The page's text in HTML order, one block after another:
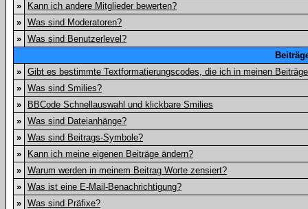
»
Kann ich andere Mitglieder bewerten?
» Was sind Moderatoren?
» Was sind Benutzerlevel?
» Gibt es bestimmte Textformatierungscodes, die ich in meinen
» Was sind Smilies?
»
BBCode Schnellauswahl und klickbare Smilies
» Was sind Dateianhänge?
» Was sind Beitrags-Symbole?
»
Kann ich meine eigenen Beiträge ändern?
» Warum werden in meinem Beitrag Worte zensiert?
» Was ist eine E-Mail-Benachrichtigung?
» Was sind Präfixe?